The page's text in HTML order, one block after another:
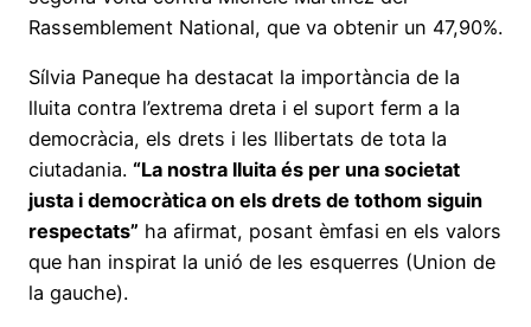
Rassemblement National, que va obtenir un 47,90%.
Sílvia Paneque ha destacat la importància de la
lluita contra l’extrema dreta i el suport ferm a la
democràcia, els drets i les llibertats de tota la
ciutadania. “La nostra lluita és per una societat
justa i democràtica on els drets de tothom siguin
respectats” ha afirmat, posant èmfasi en els valors
que han inspirat la unió de les esquerres (Union de
la gauche).